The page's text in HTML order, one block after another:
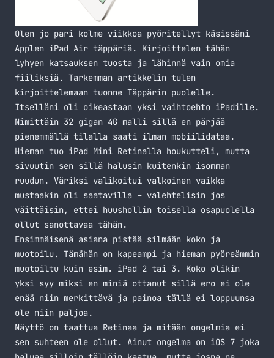
Olen jo pari kolme viikkoa pyöritellyt käsissäni
Applen iPad Air täppäriä. Kirjoittelen tähän
lyhyen katsauksen tuosta ja lähinnä vain omia
fiiliksiä. Tarkemman artikkelin tulen
kirjoittelemaan tuonne Täppärin puolelle.
Itselläni oli oikeastaan yksi vaihtoehto iPadille.
Nimittäin 32 gigan 4G malli sillä en pärjää
pienemmällä tilalla saati ilman mobiilidataa.
Hieman tuo iPad Mini Retinalla houkutteli, mutta
sivuutin sen sillä halusin kuitenkin isomman
ruudun. Väriksi valikoitui valkoinen vaikka
mustaakin oli saatavilla – valehtelisin jos
väittäisin, ettei huushollin toisella osapuolella
ollut sanottavaa tähän.
Ensimmäisenä asiana pistää silmään koko ja
muotoilu. Tämähän on kapeampi ja hieman pyöreämmin
muotoiltu kuin esim. iPad 2 tai 3. Koko olikin
yksi syy miksi en miniä ottanut sillä ero ei ole
enää niin merkittävä ja painoa tällä ei loppuunsa
ole niin paljoa.
Näyttö on taattua Retinaa ja mitään ongelmia ei
sen suhteen ole ollut. Ainut ongelma on iOS 7 joka